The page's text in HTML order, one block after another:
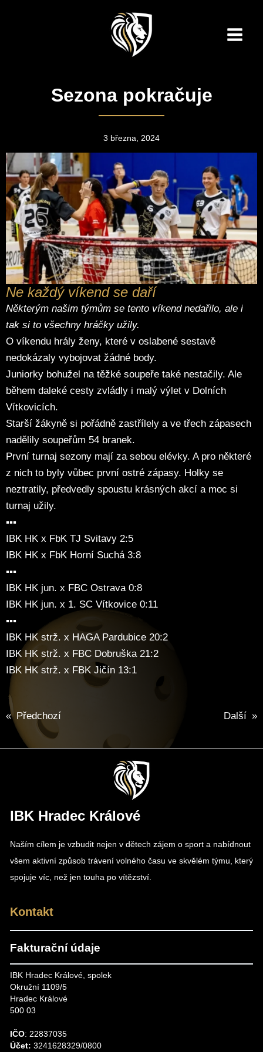
Sezona pokračuje
3 března, 2024
Ne každý víkend se daří
Některým našim týmům se tento víkend nedařilo, ale i
tak si to všechny hráčky užily.
O víkendu hrály ženy, které v oslabené sestavě
nedokázaly vybojovat žádné body.
Juniorky bohužel na těžké soupeře také nestačily. Ale
během daleké cesty zvládly i malý výlet v Dolních
Vítkovicích.
Starší žákyně si pořádně zastřílely a ve třech zápasech
nadělily soupeřům 54 branek.
První turnaj sezony mají za sebou elévky. A pro některé
z nich to byly vůbec první ostré zápasy. Holky se
neztratily, předvedly spoustu krásných akcí a moc si
turnaj užily.
▪️▪️▪️
IBK HK x FbK TJ Svitavy 2:5
IBK HK x FbK Horní Suchá 3:8
▪️▪️▪️
IBK HK jun. x FBC Ostrava 0:8
IBK HK jun. x 1. SC Vítkovice 0:11
▪️▪️▪️
IBK HK strž. x HAGA Pardubice 20:2
IBK HK strž. x FBC Dobruška 21:2
IBK HK strž. x FBK Jičín 13:1
« Předchozí Další »
IBK Hradec Králové
Naším cílem je vzbudit nejen v dětech zájem o sport a nabídnout
všem aktivní způsob trávení volného času ve skvělém týmu, který
spojuje víc, než jen touha po vítězství.
Kontakt
Fakturační údaje
IBK Hradec Králové, spolek
Okružní 1109/5
Hradec Králové
500 03
IČO: 22837035
Účet: 3241628329/0800